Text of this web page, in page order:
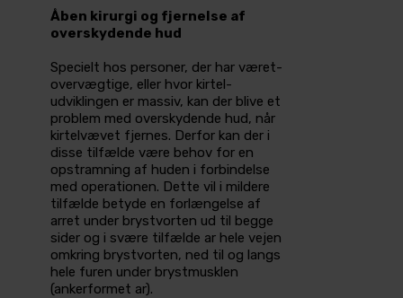
Åben kirurgi og fjernelse af
overskydende­ hud
Specielt hos personer, der har været­
overvægtige, eller hvor kirtel­
udviklingen er massiv, kan der blive et
problem med overskydende hud, når
kirtelvævet fjernes. Derfor kan der i
disse tilfælde være behov for en
opstramning af huden i forbindelse
med operationen. Dette vil i mildere
tilfælde betyde en forlængelse af
arret under brystvorten ud til begge
sider og i svære tilfælde ar hele vejen
omkring­ brystvorten, ned til og langs
hele furen under brystmusklen
(ankerformet ar).